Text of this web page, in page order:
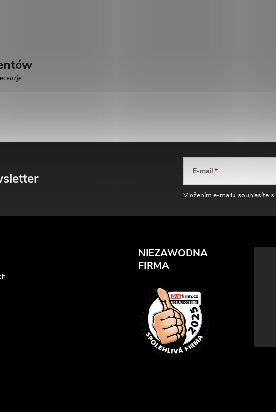
E-mail
Vložením e-mailu souhlasíte s
NIEZAWODNA
FIRMA